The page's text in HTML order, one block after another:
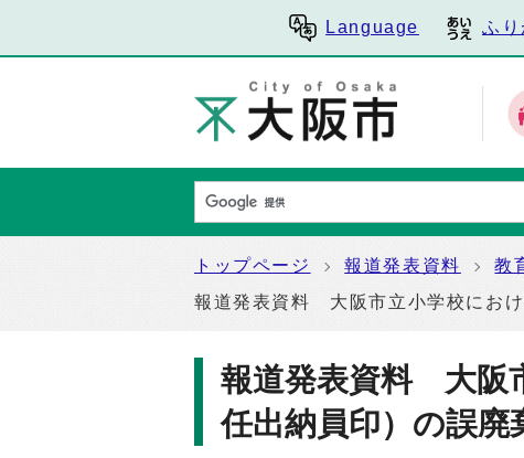
Language ふり
トップページ 報道発表資料
教
報道発表資料 大阪市立小学校にお
報道発表資料 大阪
任出納員印）の誤廃